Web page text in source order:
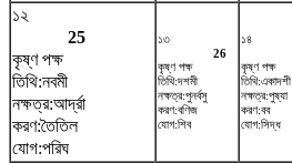
১২
25
কৃষ্ণ পক্ষ
তিথি:নবমী
নক্ষত্র:আর্দ্রা
করণ:তৈতিল
যোগ:পরিঘ
১৩
26
কৃষ্ণ পক্ষ
তিথি:দশমী
নক্ষত্র:পুনর্বসু
করণ:বণিজ
যোগ:শিব
১৪
কৃষ্ণ পক্ষ
তিথি:একাদশী
নক্ষত্র:পুষ্যা
করণ:বব
যোগ:সিদ্ধ